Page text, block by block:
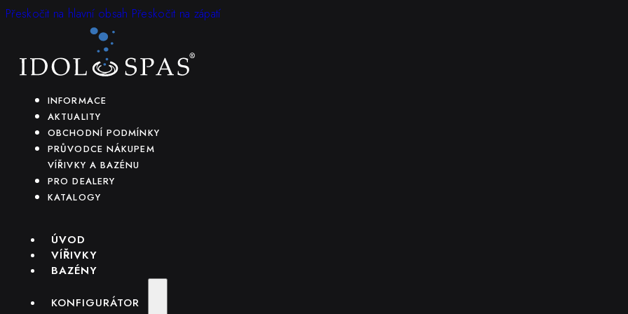
Přeskočit na hlavní obsah Přeskočit na zápatí
INFORMACE
AKTUALITY
OBCHODNÍ PODMÍNKY
PRŮVODCE NÁKUPEM
VÍŘIVKY A BAZÉNU
PRO DEALERY
KATALOGY
ÚVOD
VÍŘIVKY
BAZÉNY
KONFIGURÁTOR